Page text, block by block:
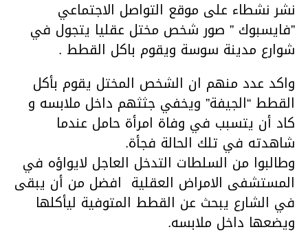
نشر نشطاء على موقع التواصل الاجتماعي
”فايسبوك ” صور شخص مختل عقليا يتجول في
شوارع مدينة سوسة ويقوم باكل القطط .
واكد عدد منهم ان الشخص المختل يقوم بأكل
القطط “الجيفة” ويخفي جثثهم داخل ملابسه و
كاد أن يتسبب في وفاة امرأة حامل عندما
شاهدته في تلك الحالة فجأة.
وطالبوا من السلطات التدخل العاجل لايواؤه في
المستشفى الامراض العقلية افضل من أن يبقى
في الشارع يبحث عن القطط المتوفية ليأكلها
ويضعها داخل ملابسه.